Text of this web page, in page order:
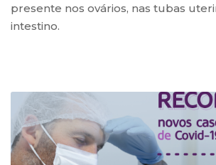
presente nos ovários, nas tubas
intestino.